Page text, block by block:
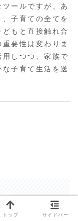
ールですが、あ
子育ての全てを
もと直接触れ合
要性は変わりま
しつつ、家族で
子育て生活を送
トップ サイドバー